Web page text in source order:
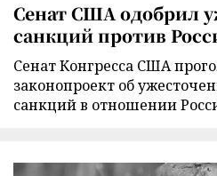
Сенат США одобрил
санкций против
Сенат Конгресса США
законопроект об
санкций в отношении